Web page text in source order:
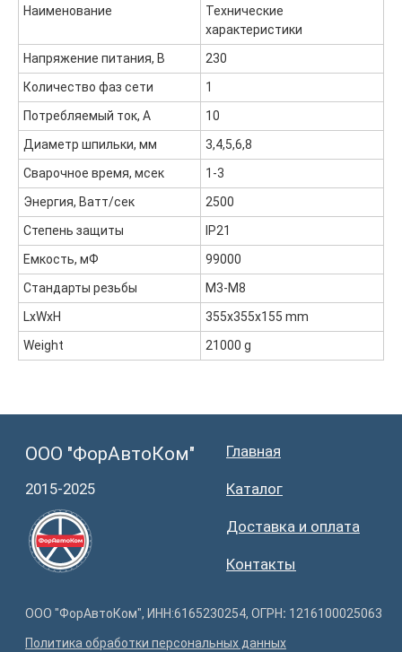
Наименование
Технические
характеристики
Напряжение питания, В
230
Количество фаз сети
1
Потребляемый ток, А
10
Диаметр шпильки, мм
3,4,5,6,8
Сварочное время, мсек
1-3
Энергия, Ватт/сек
2500
Степень защиты
IP21
Емкость, мФ
99000
Стандарты резьбы
М3-М8
LxWxH
355x355x155 mm
Weight
21000 g
Контакты
Политика обработки персональных данных